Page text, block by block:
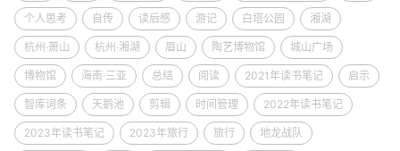
个人思考 自传 读后感 游记 白塔公园 湘湖
杭州·萧山 杭州·湘湖 眉山 陶艺博物馆 城山广场
博物馆 海南·三亚 总结 阅读 2021年读书笔记 启示
智库词条 天鹅池 剪辑 时间管理 2022年读书笔记
2023年读书笔记 2023年旅行 旅行 地龙战队